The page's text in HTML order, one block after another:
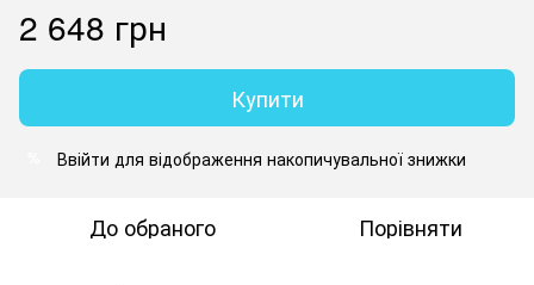
2 648 грн
Купити
Ввійти для відображення накопичувальної знижки
До обраного Порівняти